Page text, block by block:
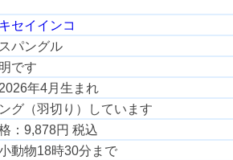
セイインコ
パングル
です
年4月生まれ
グ（羽切り）しています
：9,878円 税込
動物18時30分まで